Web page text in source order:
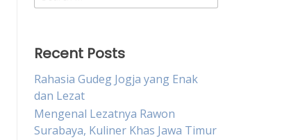
for:
Recent Posts
Rahasia Gudeg Jogja yang Enak
dan Lezat
Mengenal Lezatnya Rawon
Surabaya, Kuliner Khas Jawa Timur